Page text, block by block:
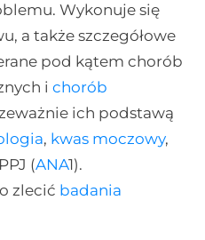
Wykonuje się
a także szczegółowe
pod kątem chorób
i chorób
ich podstawą
, kwas moczowy,
(ANA1).
zlecić badania